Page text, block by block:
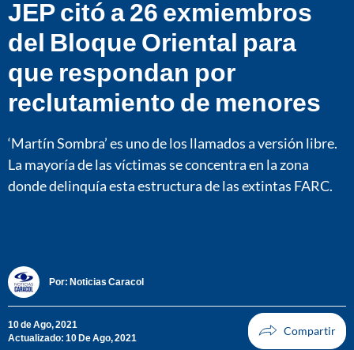
JEP citó a 26 exmiembros
del Bloque Oriental para
que respondan por
reclutamiento de menores
‘Martín Sombra’ es uno de los llamados a versión libre.
La mayoría de las víctimas se concentra en la zona
donde delinquía esta estructura de las extintas FARC.
Por: Noticias Caracol
10 de Ago, 2021
Actualizado: 10 De Ago, 2021